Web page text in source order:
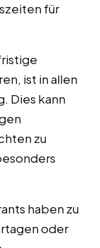
für
ist in allen
Dies kann
zu
haben zu
oder